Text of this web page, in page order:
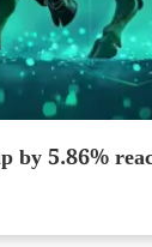
by 5.86%